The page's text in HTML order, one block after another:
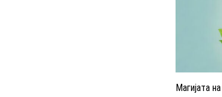
Магијата